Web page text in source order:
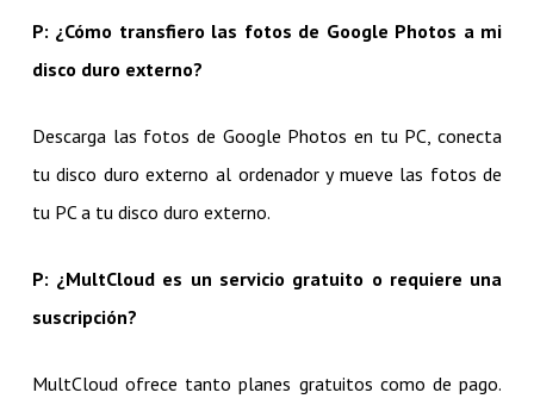
P: ¿Cómo transfiero las fotos de Google Photos a mi
disco duro externo?
Descarga las fotos de Google Photos en tu PC, conecta
tu disco duro externo al ordenador y mueve las fotos de
tu PC a tu disco duro externo.
P: ¿MultCloud es un servicio gratuito o requiere una
suscripción?
MultCloud ofrece tanto planes gratuitos como de pago.